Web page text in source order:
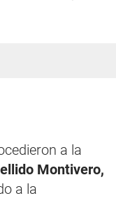
a la
Montivero,
a la